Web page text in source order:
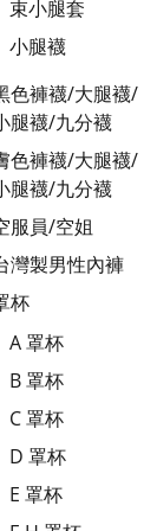
束小腿套
小腿襪
色褲襪/大腿襪/
腿襪/九分襪
色褲襪/大腿襪/
腿襪/九分襪
服員/空姐
灣製男性內褲
杯
A 罩杯
B 罩杯
C 罩杯
D 罩杯
E 罩杯